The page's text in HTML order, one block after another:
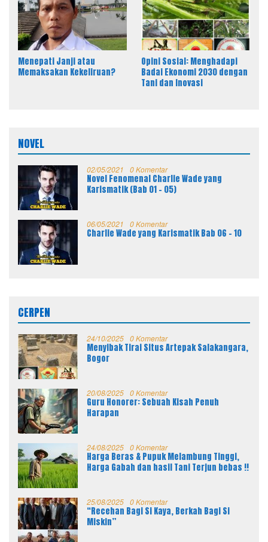
Menepati Janji atau
Memaksakan Kekeliruan?
Opini Sosial: Menghadapi
Badai Ekonomi 2030 dengan
Tani dan Inovasi
NOVEL
02/05/2021 0 Komentar
Novel Fenomenal Charlie Wade yang
Karismatik (Bab 01 – 05)
06/05/2021 0 Komentar
Charlie Wade yang Karismatik Bab 06 – 10
CERPEN
24/10/2025 0 Komentar
Menyibak Tirai Situs Artepak Salakangara,
Bogor
20/08/2025 0 Komentar
Guru Honorer: Sebuah Kisah Penuh
Harapan
24/08/2025 0 Komentar
Harga Beras & Pupuk Melambung Tinggi,
Harga Gabah dan hasil Tani Terjun bebas !!
25/08/2025 0 Komentar
“Recehan Bagi Si Kaya, Berkah Bagi Si
Miskin”